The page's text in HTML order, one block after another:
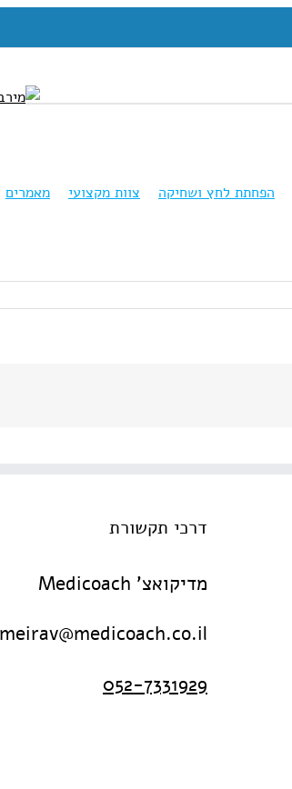
הפחתת לחץ ושחיקה צוות מקצועי מאמרים
דרכי תקשורת
מדיקואצ' Medicoach
meirav@medicoach.co.il
052-7331929